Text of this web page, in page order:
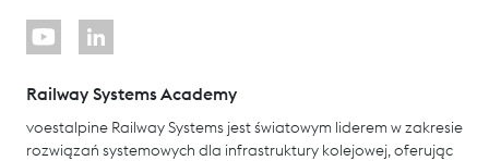
Railway Systems Academy
voestalpine Railway Systems jest światowym liderem w zakresie
rozwiązań systemowych dla infrastruktury kolejowej, oferując